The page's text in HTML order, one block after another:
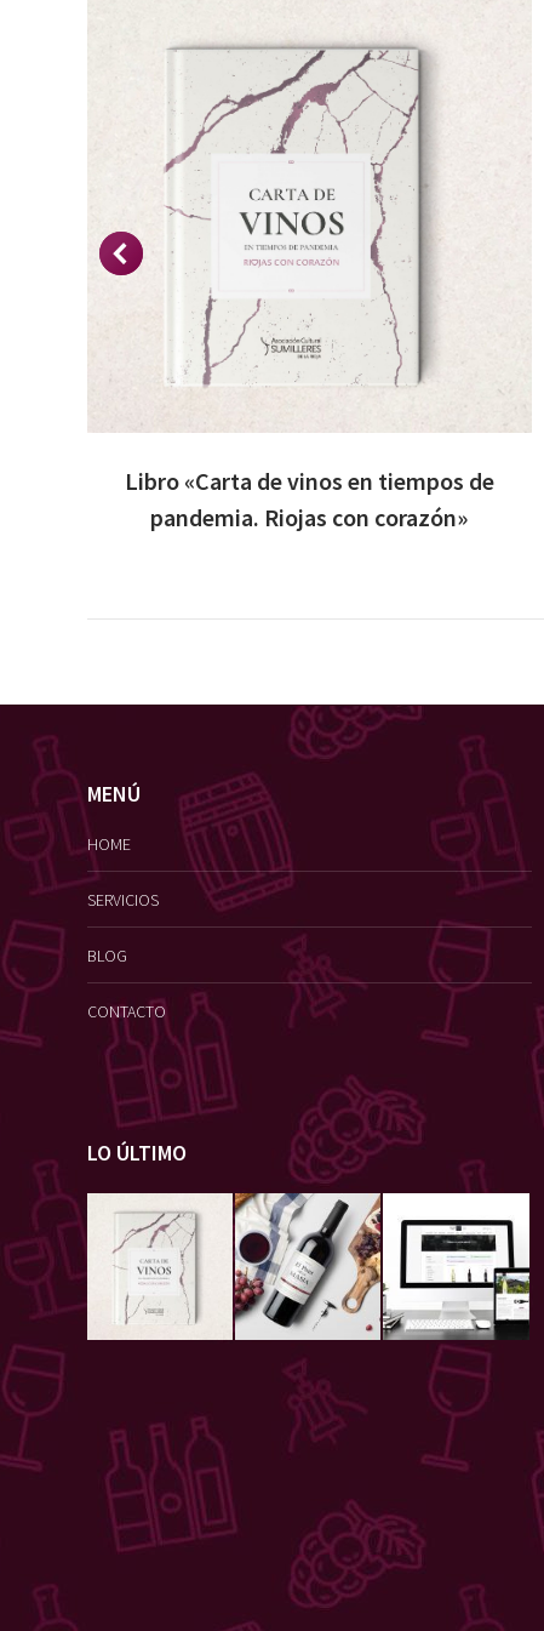
Libro «Carta de vinos en tiempos de
pandemia. Riojas con corazón»
MENÚ
HOME
SERVICIOS
BLOG
CONTACTO
LO ÚLTIMO